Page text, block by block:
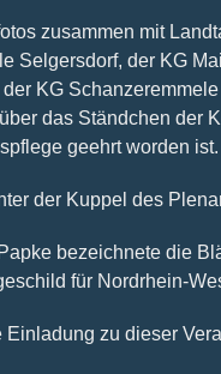
zusammen mit
Selgersdorf, der KG
KG
das Ständchen der
geehrt worden ist.
der Kuppel des
bezeichnete die
für Nordrhein-
zu dieser